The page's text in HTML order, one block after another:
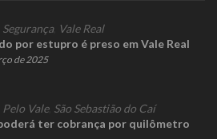
Segurança, Vale Real
por estupro é preso em Vale Real
de 2025
Pelo Vale, São Sebastião do Caí
ter cobrança por quilômetro